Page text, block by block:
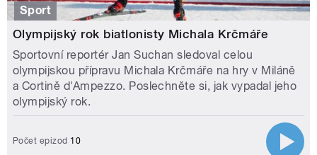
Sport
Olympijský rok biatlonisty Michala Krčmáře
Sportovní reportér Jan Suchan sledoval celou
olympijskou přípravu Michala Krčmáře na hry v Miláně
a Cortině d'Ampezzo. Poslechněte si, jak vypadal jeho
olympijský rok.
Počet epizod 10